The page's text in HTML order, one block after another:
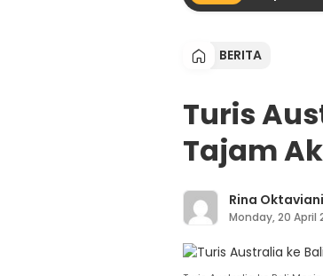
BERITA
Turis
Tajam
Rina Oktaviani
Monday, 20 April